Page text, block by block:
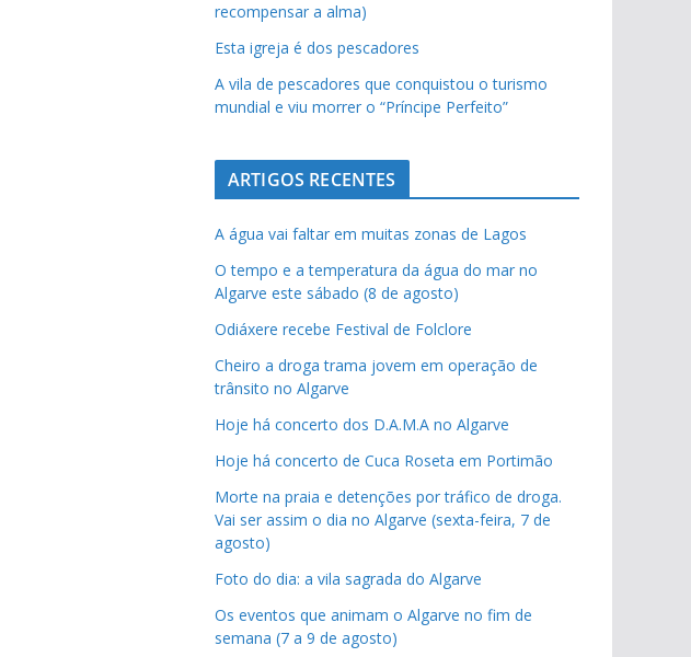
pub
recompensar a alma)
Esta igreja é dos pescadores
A vila de pescadores que conquistou o turismo
mundial e viu morrer o “Príncipe Perfeito”
ARTIGOS RECENTES
A água vai faltar em muitas zonas de Lagos
O tempo e a temperatura da água do mar no
Algarve este sábado (8 de agosto)
Odiáxere recebe Festival de Folclore
Cheiro a droga trama jovem em operação de
trânsito no Algarve
Hoje há concerto dos D.A.M.A no Algarve
Hoje há concerto de Cuca Roseta em Portimão
Morte na praia e detenções por tráfico de droga.
Vai ser assim o dia no Algarve (sexta-feira, 7 de
agosto)
Foto do dia: a vila sagrada do Algarve
Os eventos que animam o Algarve no fim de
semana (7 a 9 de agosto)